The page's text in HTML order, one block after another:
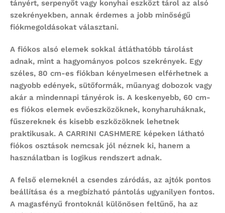
tányért, serpenyőt vagy konyhai eszközt tárol az alsó
szekrényekben, annak érdemes a jobb minőségű
fiókmegoldásokat választani.
A fiókos alsó elemek sokkal átláthatóbb tárolást
adnak, mint a hagyományos polcos szekrények. Egy
széles, 80 cm-es fiókban kényelmesen elférhetnek a
nagyobb edények, sütőformák, műanyag dobozok vagy
akár a mindennapi tányérok is. A keskenyebb, 60 cm-
es fiókos elemek evőeszközöknek, konyharuháknak,
fűszereknek és kisebb eszközöknek lehetnek
praktikusak. A CARRINI CASHMERE képeken látható
fiókos osztások nemcsak jól néznek ki, hanem a
használatban is logikus rendszert adnak.
A felső elemeknél a csendes záródás, az ajtók pontos
beállítása és a megbízható pántolás ugyanilyen fontos.
A magasfényű frontoknál különösen feltűnő, ha az